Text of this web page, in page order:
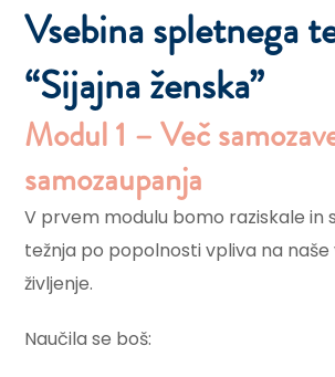
Vsebina spletnega
“Sijajna ženska”​
Modul 1 – Več
samozaupanja​
V prvem modulu bomo raziskale in
težnja po popolnosti vpliva na
življenje.
Naučila se boš: